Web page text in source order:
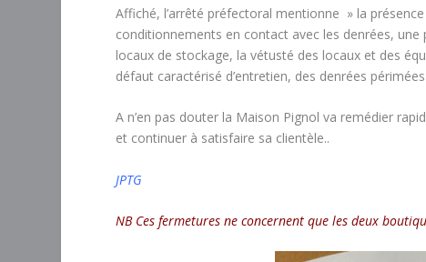
Affiché, l’arrêté préfectoral mentionne » la
conditionnements en contact avec les denrées,
locaux de stockage, la vétusté des locaux et des
défaut caractérisé d’entretien, des denrées périmées
A n’en pas douter la Maison Pignol va remédier
et continuer à satisfaire sa clientèle..
JPTG
NB Ces fermetures ne concernent que les deux